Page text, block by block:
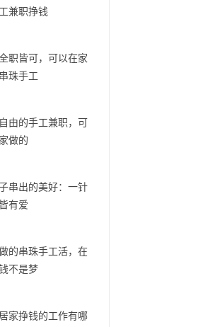
兼职挣钱
职皆可，可以在家
珠手工
由的手工兼职，可
做的
串出的美好：一针
有爱
的串珠手工活，在
不是梦
家挣钱的工作有哪